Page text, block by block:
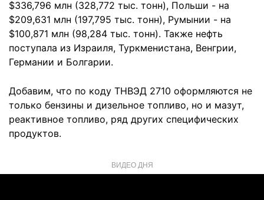
$336,796 млн (328,772 тыс. тонн), Польши - на
$209,631 млн (197,795 тыс. тонн), Румынии - на
$100,871 млн (98,284 тыс. тонн). Также нефть
поступала из Израиля, Туркменистана, Венгрии,
Германии и Болгарии.
Добавим, что по коду ТНВЭД 2710 оформляются не
только бензины и дизельное топливо, но и мазут,
реактивное топливо, ряд других специфических
продуктов.
ВИДЕО ДНЯ